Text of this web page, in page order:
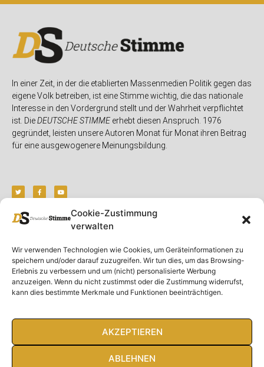
Cookie-Zustimmung
verwalten
Wir verwenden Technologien wie Cookies, um Geräteinformationen zu
speichern und/oder darauf zuzugreifen. Wir tun dies, um das Browsing-
Erlebnis zu verbessern und um (nicht) personalisierte Werbung
anzuzeigen. Wenn du nicht zustimmst oder die Zustimmung widerrufst,
kann dies bestimmte Merkmale und Funktionen beeinträchtigen.
AKZEPTIEREN
ABLEHNEN
In einer Zeit, in der die etablierten Massenmedien Politik gegen das
eigene Volk betreiben, ist eine Stimme wichtig, die das nationale
Interesse in den Vordergrund stellt und der Wahrheit verpflichtet
ist. DieDEUTSCHE STIMMEerhebt diesen Anspruch. 1976
gegründet, leisten unsere Autoren Monat für Monat ihren Beitrag
für eine ausgewogenere Meinungsbildung.
Unser Magazin
Spenden
Ausgaben
DS-TV
Rubriken
Deutschland
Ausland
Gespräch
Feuilleton
Rechtliche Hinweise
Impressum
Datenschutzerklärung